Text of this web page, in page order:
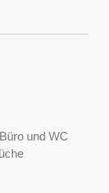
und WC